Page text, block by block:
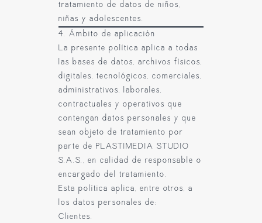
tratamiento de datos de niños,
niñas y adolescentes.
4. Ámbito de aplicación
La presente política aplica a todas
las bases de datos, archivos físicos,
digitales, tecnológicos, comerciales,
administrativos, laborales,
contractuales y operativos que
contengan datos personales y que
sean objeto de tratamiento por
parte de PLASTIMEDIA STUDIO
S.A.S., en calidad de responsable o
encargado del tratamiento.
Esta política aplica, entre otros, a
los datos personales de:
Clientes.